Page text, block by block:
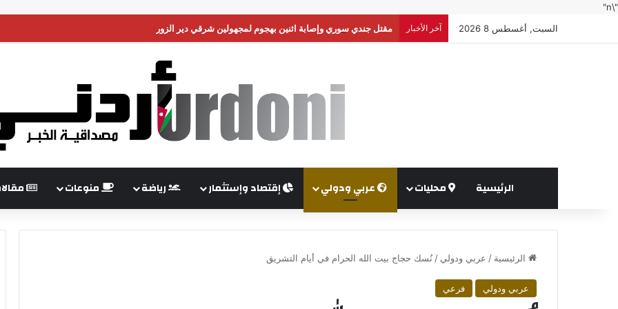
"\n"
السبت, أغسطس 8 2026
آخر الأخبار مقتل جندي سوري وإصابة اثنين بهجوم لمجهولين شرقي دير الزور
الرئيسية محليات عربي ودولي إقتصاد وإستثمار رياضة منوعات
الرئيسية / عربي ودولي / نُسك حجاج بيت الله الحرام في أيام التشريق
عربي ودولي فرعي